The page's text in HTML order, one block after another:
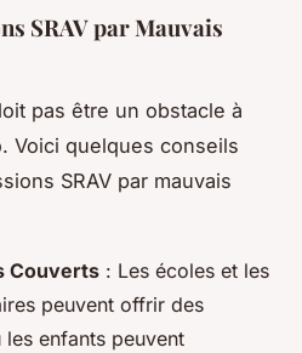
SRAV par Mauvais
pas être un obstacle à
Voici quelques conseils
SRAV par mauvais
Couverts : Les écoles et les
peuvent offrir des
enfants peuvent